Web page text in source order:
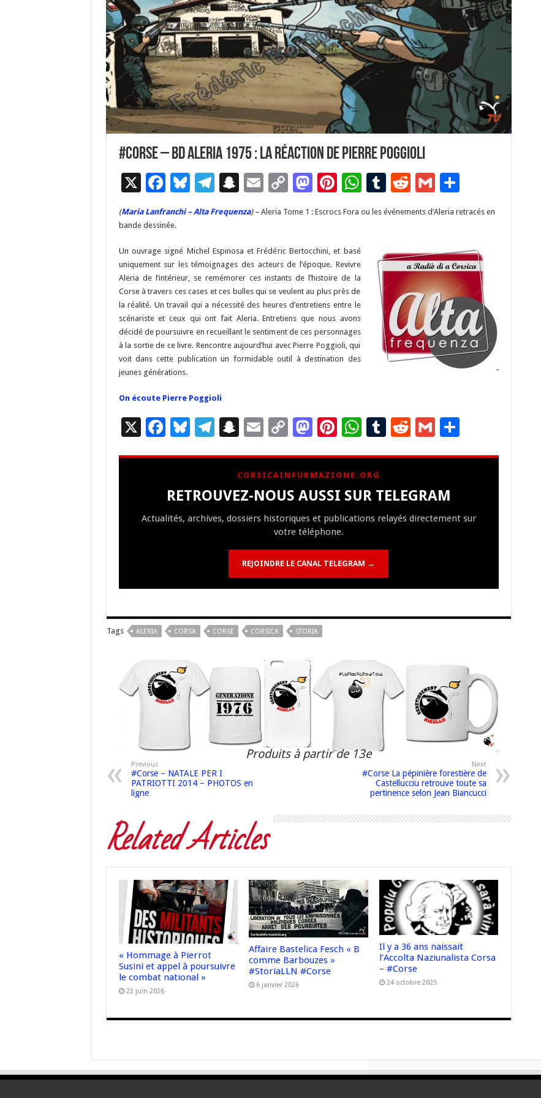
#Corse – BD Aleria 1975 : la réaction de Pierre Poggioli
X F
ac
e
b
o
o
k
Bl
u
es
ky
T
el
e
gr
a
m
S
a
c
h
at
E
m
ai
l
C
p
Li
n
k
M
to
d
o
n
Pi
er
es
t
W
h
at
T
u
m
r
R
d
t
G
m
ai
P
ta
er
(Maria Lanfranchi – Alta Frequenza) – Aleria Tome 1 : Escrocs Fora ou les événements d’Aleria retracés en
bande dessinée.
Un ouvrage signé Michel Espinosa et Frédéric Bertocchini, et basé
uniquement sur les témoignages des acteurs de l’époque. Revivre
Aleria de l’intérieur, se remémorer ces instants de l’histoire de la
Corse à travers ces cases et ces bulles qui se veulent au plus près de
la réalité. Un travail qui a nécessité des heures d’entretiens entre le
scénariste et ceux qui ont fait Aleria. Entretiens que nous avons
décidé de poursuivre en recueillant le sentiment de ces personnages
à la sortie de ce livre. Rencontre aujourd’hui avec Pierre Poggioli, qui
voit dans cette publication un formidable outil à destination des
jeunes générations.
On écoute Pierre Poggioli
X F
b
o
o
Bl
ky
T
gr
a
m
S
a
p
c
h
at
E
ai
l
C
p
y
Li
n
k
M
to
d
o
n
Pi
er
es
t
W
at
sA
p
p
T
bl
r
R
di
t
G
l
P
CORSICAINFURMAZIONE.ORG
RETROUVEZ-NOUS AUSSI SUR TELEGRAM
Actualités, archives, dossiers historiques et publications relayés directement sur
votre téléphone.
REJOINDRE LE CANAL TELEGRAM →
Tags ALERIA CORSA CORSE CORSICA STORIA
Produits à partir de 13e
Previous
#Corse – NATALE PER I
PATRIOTTI 2014 – PHOTOS en
ligne
Next
#Corse La pépinière forestière de
Castellucciu retrouve toute sa
pertinence selon Jean Biancucci
Related Articles
« Hommage à Pierrot
Susini et appel à poursuivre
le combat national »
22 juin 2026
Affaire Bastelica Fesch « B
comme Barbouzes »
#StoriaLLN #Corse
6 janvier 2026
Il y a 36 ans naissait
l’Accolta Naziunalista Corsa
– #Corse
24 octobre 2025